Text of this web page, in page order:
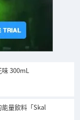
300mL
量飲料「Skal